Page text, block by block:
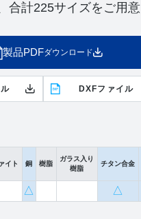
合計225サイズをご用
製品PDFダウンロード
DXFファイル
イト 銅 樹脂
ガラス入り
樹脂
チタン合金
△ △